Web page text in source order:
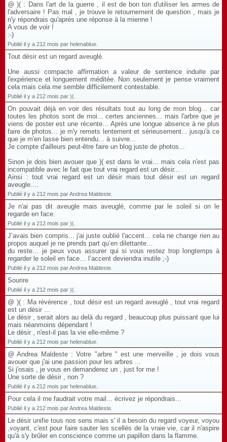
@ )( : Dans l'art de la guerre , il est de bon ton d'utiliser les armes de
l'adversaire ! Pas mal , je trouve le retournement de question , mais je
n'y répondrais qu'aprés une réponse à la mienne !
A vous de voir !
:-)
Publié il y a 212 mois par helenablue.
Tout désir est un regard aveuglé.
Une aussi compacte affirmation a valeur de sentence induite par
l'expérience et longuement méditée. Non seulement je pense vraiment
cela mais cela me semble difficilement contestable.
Publié il y a 212 mois par )(.
On pouvait déjà en voir des résultats tout au long de mon blog... car
toutes les photos sont de moi... certes anciennes... mais l'arbre que je
viens de poster est une récente... Après une longue absence à ne plus
faire de photos... je m'y remets lentement et sérieusement... jusqu'à ce
que je m'en lasse bien entendu... à suivre...
Je compte d'ailleurs peut-être faire un blog juste de photos...
Sinon je dois bien avouer que )( est dans le vrai... mais cela n'est pas
incompatible avec le fait que tout vrai regard est un désir...
Ainsi : tout vrai regard est un désir mais tout désir est un regard
aveugle....
Publié il y a 212 mois par Andrea Maldeste.
Je n'ai pas dit aveugle mais aveuglé, comme par le soleil si on le
regarde en face.
Publié il y a 212 mois par )(.
J’avais bien compris... j'ai juste oublié l'accent... cela ne change rien au
propos auquel je ne prends part qu’en dilettante…
du reste… je peux vous assurer qui si vous restez trop longtemps à
regarder le soleil en face… l’accent deviendra inutile ;-)
Publié il y a 212 mois par Andrea Maldeste.
Sourire
Publié il y a 212 mois par )(.
@ )( : Ma révérence , tout désir est un regard aveuglé , tout vrai regard
est un désir ...
Le désir , serait alors au delà du regard , beaucoup plus puissant que lui
mais néanmoins dépendant !
Le désir , n'est-il pas la vie elle-même ?
Publié il y a 212 mois par helenablue.
@ Andrea Maldeste : Votre "arbre " est une merveille , je dois vous
avouer que j'ai une passion pour les arbres ...
Si j'osais , je vous en demanderez un , just for me !
Une sorte de désir , non ?
Publié il y a 212 mois par helenablue.
Pour cela il me faudrait votre mail... écrivez je répondrais...
Publié il y a 212 mois par Andrea Maldeste.
Le désir unifie tous nos sens mais s' il a besoin du regard voyeur, voyou
,voyant, c'est pour faire sauter les scellés de la vraie vie, car il n'aspire
qu'à s'y brûler en conscience comme un papillon dans la flamme.